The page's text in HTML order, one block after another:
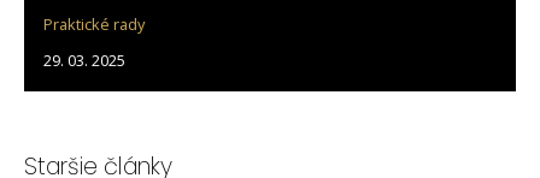
Praktické rady
29. 03. 2025
Staršie články